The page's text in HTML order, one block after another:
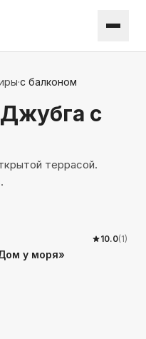
·с балконом
с
террасой.
10.0(1)
у моря»